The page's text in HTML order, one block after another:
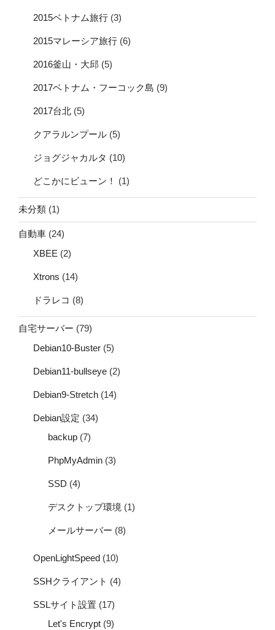
2015ベトナム旅行 (3)
2015マレーシア旅行 (6)
2016釜山・大邱 (5)
2017ベトナム・フーコック島 (9)
2017台北 (5)
クアラルンプール (5)
ジョグジャカルタ (10)
どこかにビューン！ (1)
未分類 (1)
自動車 (24)
XBEE (2)
Xtrons (14)
ドラレコ (8)
自宅サーバー (79)
Debian10-Buster (5)
Debian11-bullseye (2)
Debian9-Stretch (14)
Debian設定 (34)
backup (7)
PhpMyAdmin (3)
SSD (4)
デスクトップ環境 (1)
メールサーバー (8)
OpenLightSpeed (10)
SSHクライアント (4)
SSLサイト設置 (17)
Let's Encrypt (9)